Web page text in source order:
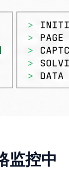
监控中